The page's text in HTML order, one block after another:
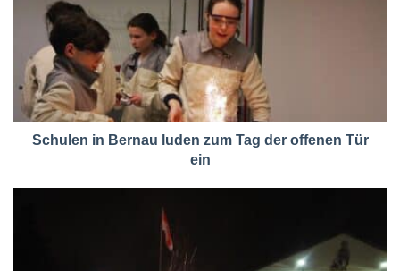
Schulen in Bernau luden zum Tag der offenen Tür
ein